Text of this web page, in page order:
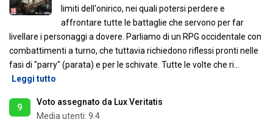
limiti dell'onirico, nei quali potersi perdere e
affrontare tutte le battaglie che servono per far
livellare i personaggi a dovere. Parliamo di un RPG occidentale con
combattimenti a turno, che tuttavia richiedono riflessi pronti nelle
fasi di "parry" (parata) e per le schivate. Tutte le volte che ri
Leggi tutto
9
Voto assegnato da Lux Veritatis
Media utenti: 9.4